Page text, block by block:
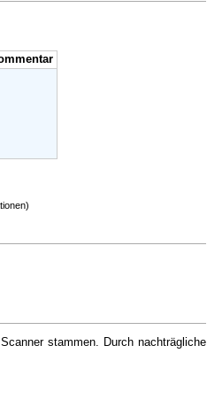
stammen. Durch nachträgliche